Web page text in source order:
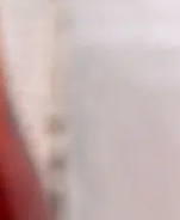
Thé bio
Voir tous les thés